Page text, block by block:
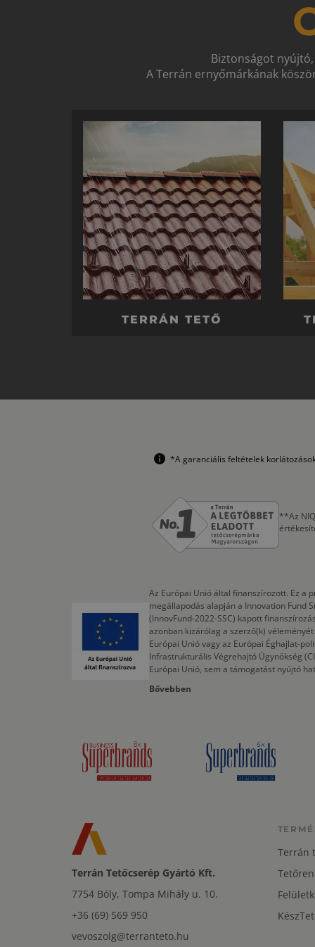
Biztonságot
A Terrán ernyőmárkának
TERRÁN TETŐ
*A garanciális feltételek
**Az
Az Európai Unió által finanszírozott. Ez a
megállapodás alapján a Innovation Fund
(InnovFund-2022-SSC) kapott
azonban kizárólag a szerző(k)
Európai Unió vagy az Európai Éghajlat-
Infrastrukturális Végrehajtó Ügynökség
Európai Unió, sem a támogatást nyújtó
Bővebben
Terrán Tetőcserép Gyártó Kft.
7754 Bóly, Tompa Mihály u. 10.
+36 (69) 569 950
vevoszolg@terranteto.hu
Terrán